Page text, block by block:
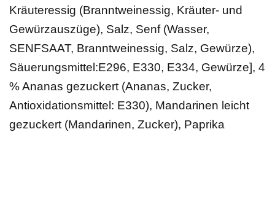
Kräuteressig (Branntweinessig, Kräuter- und
Gewürzauszüge), Salz, Senf (Wasser,
SENFSAAT, Branntweinessig, Salz, Gewürze),
Säuerungsmittel:E296, E330, E334, Gewürze], 4
% Ananas gezuckert (Ananas, Zucker,
Antioxidationsmittel: E330), Mandarinen leicht
gezuckert (Mandarinen, Zucker), Paprika